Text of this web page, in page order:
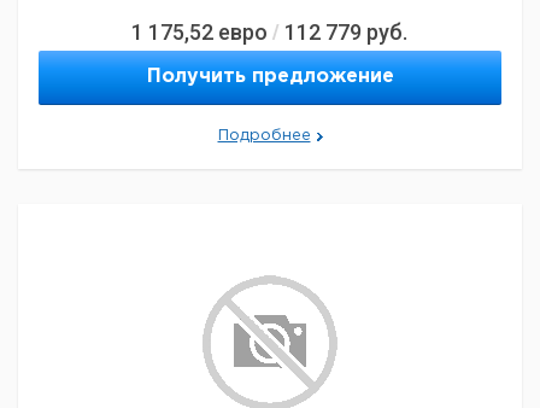
1 175,52 евро / 112 779 руб.
Получить предложение
Подробнее